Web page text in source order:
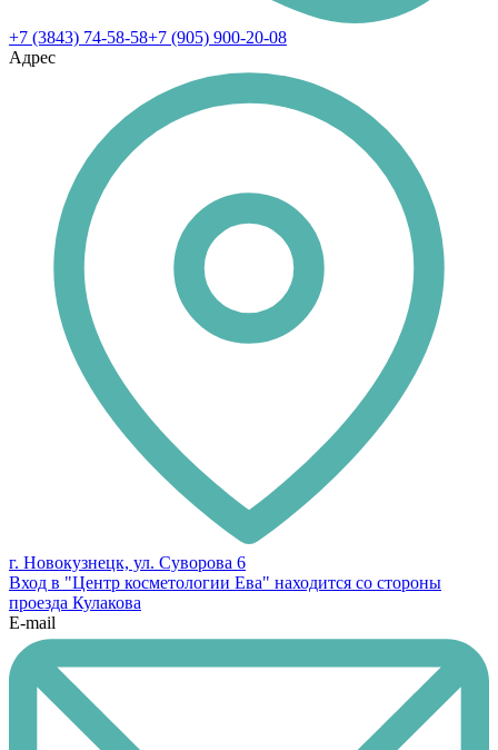
+7 (3843) 74-58-58+7 (905) 900-20-08
Адрес
г. Новокузнецк, ул. Суворова 6
Вход в "Центр косметологии Ева" находится со стороны
проезда Кулакова
E-mail